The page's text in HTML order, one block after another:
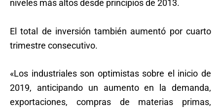
niveles más altos desde principios de 2013.
El total de inversión también aumentó por cuarto
trimestre consecutivo.
«Los industriales son optimistas sobre el inicio de
2019, anticipando un aumento en la demanda,
exportaciones, compras de materias primas,